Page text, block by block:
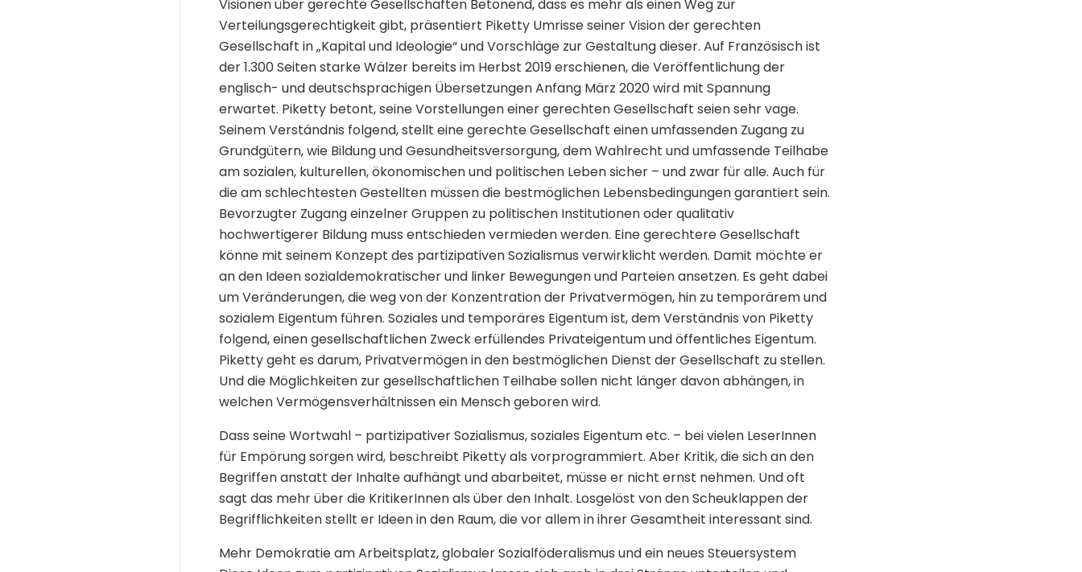
Visionen über gerechte Gesellschaften Betonend, dass es mehr als einen Weg zur
Verteilungsgerechtigkeit gibt, präsentiert Piketty Umrisse seiner Vision der gerechten
Gesellschaft in „Kapital und Ideologie“ und Vorschläge zur Gestaltung dieser. Auf Französisch ist
der 1.300 Seiten starke Wälzer bereits im Herbst 2019 erschienen, die Veröffentlichung der
englisch- und deutschsprachigen Übersetzungen Anfang März 2020 wird mit Spannung
erwartet. Piketty betont, seine Vorstellungen einer gerechten Gesellschaft seien sehr vage.
Seinem Verständnis folgend, stellt eine gerechte Gesellschaft einen umfassenden Zugang zu
Grundgütern, wie Bildung und Gesundheitsversorgung, dem Wahlrecht und umfassende Teilhabe
am sozialen, kulturellen, ökonomischen und politischen Leben sicher – und zwar für alle. Auch für
die am schlechtesten Gestellten müssen die bestmöglichen Lebensbedingungen garantiert sein.
Bevorzugter Zugang einzelner Gruppen zu politischen Institutionen oder qualitativ
hochwertigerer Bildung muss entschieden vermieden werden. Eine gerechtere Gesellschaft
könne mit seinem Konzept des partizipativen Sozialismus verwirklicht werden. Damit möchte er
an den Ideen sozialdemokratischer und linker Bewegungen und Parteien ansetzen. Es geht dabei
um Veränderungen, die weg von der Konzentration der Privatvermögen, hin zu temporärem und
sozialem Eigentum führen. Soziales und temporäres Eigentum ist, dem Verständnis von Piketty
folgend, einen gesellschaftlichen Zweck erfüllendes Privateigentum und öffentliches Eigentum.
Piketty geht es darum, Privatvermögen in den bestmöglichen Dienst der Gesellschaft zu stellen.
Und die Möglichkeiten zur gesellschaftlichen Teilhabe sollen nicht länger davon abhängen, in
welchen Vermögensverhältnissen ein Mensch geboren wird.
Dass seine Wortwahl – partizipativer Sozialismus, soziales Eigentum etc. – bei vielen LeserInnen
für Empörung sorgen wird, beschreibt Piketty als vorprogrammiert. Aber Kritik, die sich an den
Begriffen anstatt der Inhalte aufhängt und abarbeitet, müsse er nicht ernst nehmen. Und oft
sagt das mehr über die KritikerInnen als über den Inhalt. Losgelöst von den Scheuklappen der
Begrifflichkeiten stellt er Ideen in den Raum, die vor allem in ihrer Gesamtheit interessant sind.
Mehr Demokratie am Arbeitsplatz, globaler Sozialföderalismus und ein neues Steuersystem